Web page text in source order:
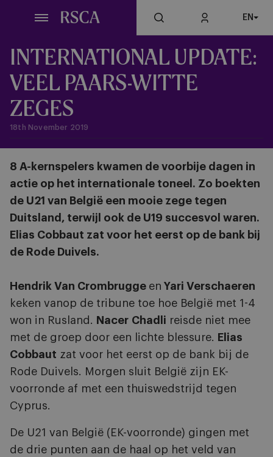
content
EN
INTERNATIONAL UPDATE:
VEEL PAARS-WITTE
ZEGES
18th November 2019
8 A-kernspelers kwamen de voorbije dagen in
actie op het internationale toneel. Zo boekten
de U21 van België een mooie zege tegen
Duitsland, terwijl ook de U19 succesvol waren.
Elias Cobbaut zat voor het eerst op de bank bij
de Rode Duivels.
Hendrik Van Crombrugge en Yari Verschaeren
keken vanop de tribune toe hoe België met 1-4
won in Rusland. Nacer Chadli reisde niet mee
met de groep door een lichte blessure. Elias
Cobbaut zat voor het eerst op de bank bij de
Rode Duivels. Morgen sluit België zijn EK-
voorronde af met een thuiswedstrijd tegen
Cyprus.
De U21 van België (EK-voorronde) gingen met
de drie punten aan de haal op het veld van